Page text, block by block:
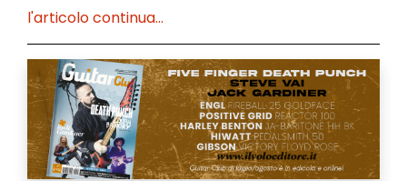
l'articolo continua...